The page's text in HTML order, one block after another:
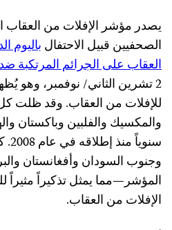
يصدر مؤشر الإفلات من العقاب
الصحفيين قبيل الاحتفال باليوم
العقاب على الجرائم المرتكبة
2 تشرين الثاني/ نوفمبر، وهو
للإفلات من العقاب. وقد ظلت
والمكسيك والفلبين وباكستان
وجنوب السودان وأفغانستان
المؤشر—مما يمثل تذكيراً مثيراً
الإفلات من العقاب.